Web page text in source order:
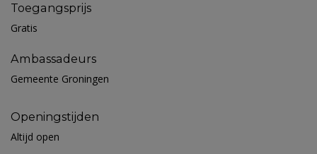
Toegangsprijs
Gratis
Ambassadeurs
Gemeente Groningen
Openingstijden
Altijd open